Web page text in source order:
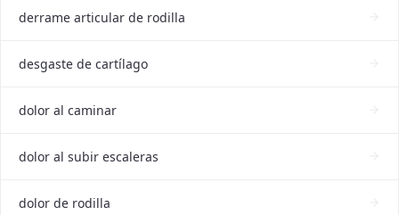
derrame articular de rodilla
desgaste de cartílago
dolor al caminar
dolor al subir escaleras
dolor de rodilla